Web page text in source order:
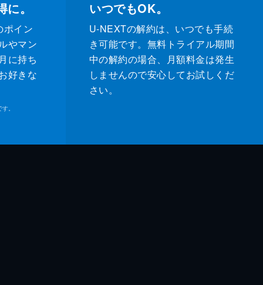
。
ポイン
やマン
に持ち
好きな
。
いつでもOK。
U-NEXTの解約は、いつでも手続
き可能です。無料トライアル期間
中の解約の場合、月額料金は発生
しませんので安心してお試しくだ
さい。